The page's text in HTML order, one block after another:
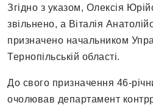
Згідно з указом, Олексія
звільнено, а Віталія
призначено начальником
Тернопільській області.
До свого призначення 46-
очолював департамент